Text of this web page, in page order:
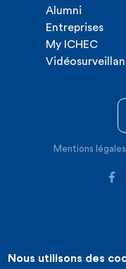
Alumni
Entreprises
My ICHEC
Mentions légales
©2026 ICHEC |
Nous utilisons des